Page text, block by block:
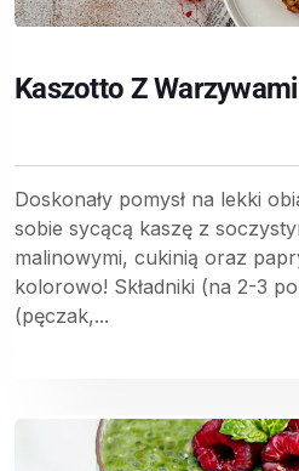
Kaszotto Z Warzywami
Doskonały pomysł na lekki
sobie sycącą kaszę z
malinowymi, cukinią oraz
kolorowo! Składniki (na 2-3
(pęczak,...